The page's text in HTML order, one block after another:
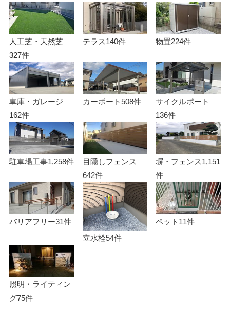
人工芝・天然芝
327件
テラス140件 物置224件
車庫・ガレージ
162件
カーポート508件
サイクルポート
136件
駐車場工事1,258件
目隠しフェンス
642件
塀・フェンス1,151
件
バリアフリー31件
立水栓54件
ペット 11件
照明・ライティン
グ75件